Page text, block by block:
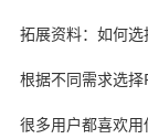
拓展资料：如何选
根据不同需求选择
很多用户都喜欢